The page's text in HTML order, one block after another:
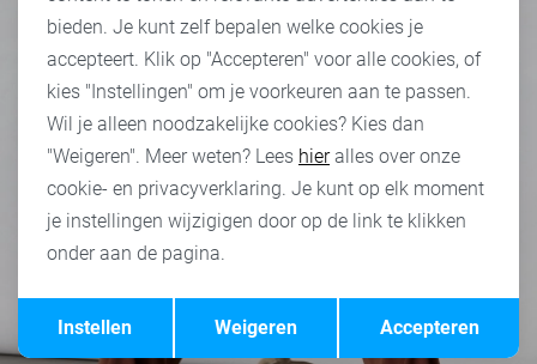
Terug Opslaan
bieden. Je kunt zelf bepalen welke cookies je
accepteert. Klik op "Accepteren" voor alle cookies, of
kies "Instellingen" om je voorkeuren aan te passen.
Wil je alleen noodzakelijke cookies? Kies dan
"Weigeren". Meer weten? Lees hieralles over onze
cookie- en privacyverklaring. Je kunt op elk moment
je instellingen wijzigigen door op de link te klikken
onder aan de pagina.
Accepteren
Weigeren
Instellen